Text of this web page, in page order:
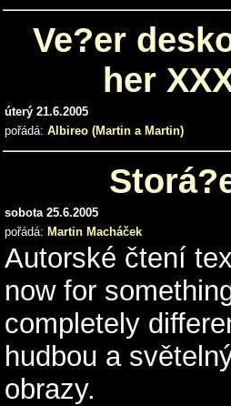
Ve?er
her
úterý 21.6.2005
pořádá: Albireo (Martin a Martin)
sobota 25.6.2005
pořádá: Martin Macháček
Autorské čtení
now for
completely
hudbou a
obrazy.